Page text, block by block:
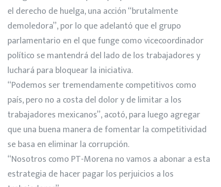
el derecho de huelga, una acción “brutalmente
demoledora”, por lo que adelantó que el grupo
parlamentario en el que funge como vicecoordinador
político se mantendrá del lado de los trabajadores y
luchará para bloquear la iniciativa.
“Podemos ser tremendamente competitivos como
país, pero no a costa del dolor y de limitar a los
trabajadores mexicanos”, acotó, para luego agregar
que una buena manera de fomentar la competitividad
se basa en eliminar la corrupción.
“Nosotros como PT-Morena no vamos a abonar a esta
estrategia de hacer pagar los perjuicios a los